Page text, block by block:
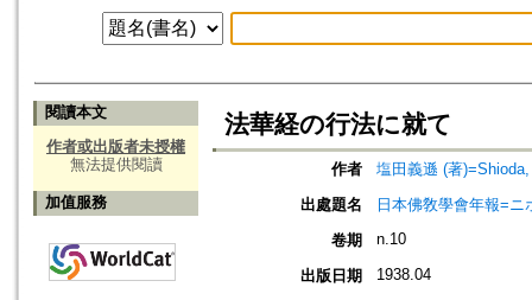
閱讀本文
作者或出版者未授權
無法提供閱讀
加值服務
法華経の行法に就て
作者
塩田義遜 (著
出處題名
日本佛敎學會年報=
卷期
n.10
出版日期 1938.04